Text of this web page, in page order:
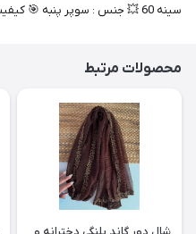
سینه 60 💥 جنس : سوپر پنبه 🎯 کیفیت دوخت و تن خور عالی
محصولات مرتبط